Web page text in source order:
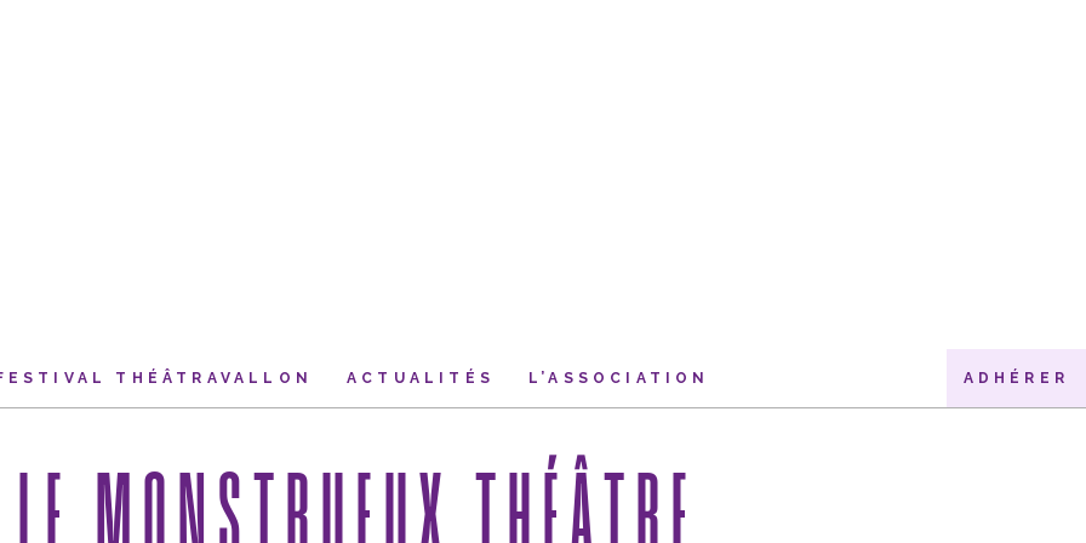
THÉÂTRAVALLON ACTUALITÉS L’ASSOCIATION ADHÉRER